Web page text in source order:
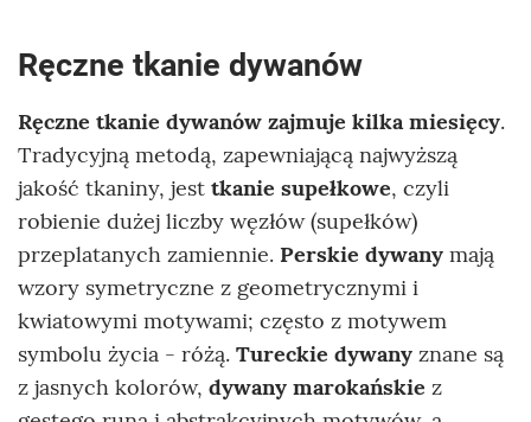
Ręczne tkanie dywanów
Ręczne tkanie dywanów zajmuje kilka miesięcy.
Tradycyjną metodą, zapewniającą najwyższą
jakość tkaniny, jest tkanie supełkowe, czyli
robienie dużej liczby węzłów (supełków)
przeplatanych zamiennie. Perskie dywany mają
wzory symetryczne z geometrycznymi i
kwiatowymi motywami; często z motywem
symbolu życia - różą. Tureckie dywany znane są
z jasnych kolorów, dywany marokańskie z